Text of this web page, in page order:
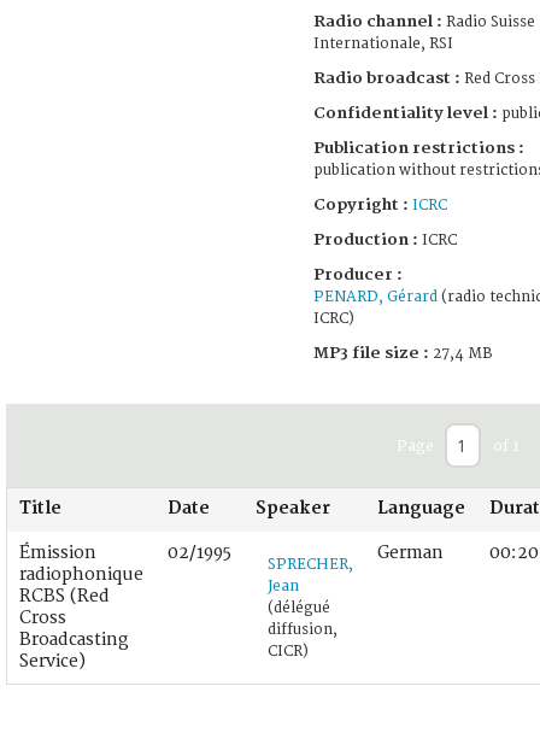
Radio channel : Radio Suisse
Internationale, RSI
Radio broadcast : Red Cross
Confidentiality level :
Publication restrictions :
publication without
Copyright : ICRC
Production : ICRC
Producer :
PENARD, Gérard(radio
ICRC)
MP3 file size : 27,4 MB
Page of 1
Title Date Speaker Language
Émission
radiophonique
RCBS (Red
Cross
Broadcasting
Service)
02/1995
SPRECHER,
Jean
(délégué
diffusion,
CICR)
German